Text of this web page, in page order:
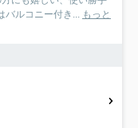
バルコニー付き... もっと